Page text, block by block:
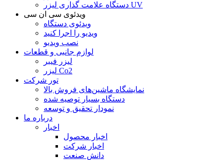
دستگاه علامت گذاری لیزر UV
ویدئوی سی ان سی
ویدئوی دستگاه
ویدیو را اجرا کنید
نصب ویدیو
لوازم جانبی و قطعات
لیزر فیبر
لیزر Co2
تور شرکت
نمایشگاه ماشین‌های فروش بالا
دستگاه بسیار توصیه شده
نمودار تحقیق و توسعه
درباره ما
اخبار
اخبار محصول
اخبار شرکت
دانش صنعت